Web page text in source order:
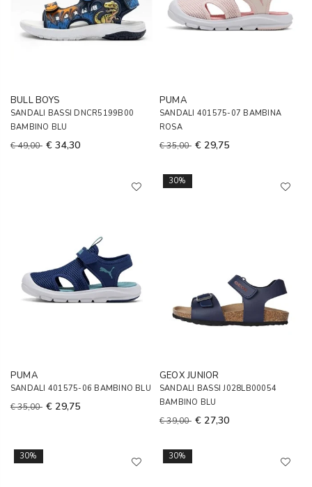
BULL BOYS
SANDALI BASSI DNCR5199B00
BAMBINO BLU
€ 49,00 € 34,30
PUMA
SANDALI 401575-07 BAMBINA
ROSA
€ 35,00 € 29,75
PUMA
SANDALI 401575-06 BAMBINO BLU
€ 35,00 € 29,75
30%
GEOX JUNIOR
SANDALI BASSI J028LB00054
BAMBINO BLU
€ 39,00 € 27,30
30% 30%